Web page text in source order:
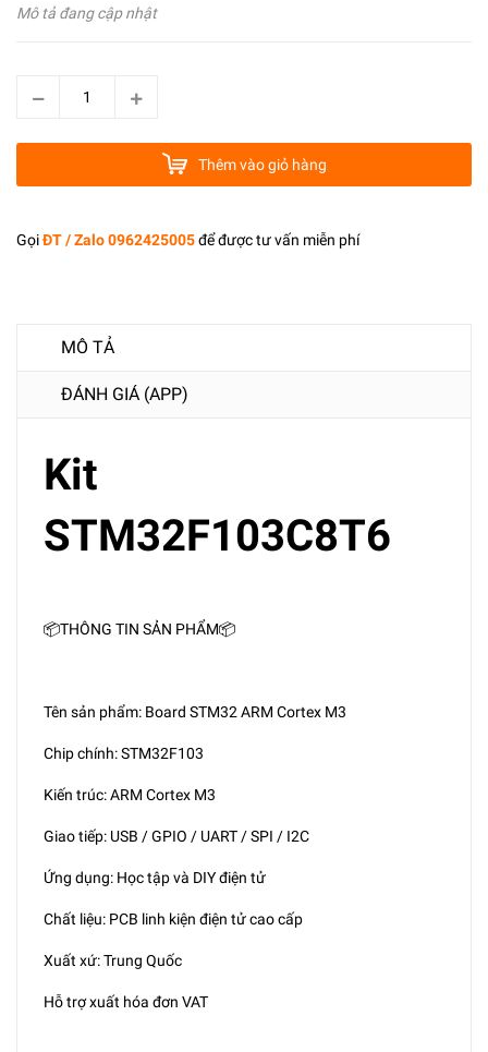
Mô tả đang cập nhật
Thêm vào giỏ hàng
GọiĐT / Zalo 0962425005để được tư vấn miễn phí
MÔ TẢ
ĐÁNH GIÁ (APP)
Kit
STM32F103C8T6
📦THÔNG TIN SẢN PHẨM📦
Tên sản phẩm: Board STM32 ARM Cortex M3
Chip chính: STM32F103
Kiến trúc: ARM Cortex M3
Giao tiếp: USB / GPIO / UART / SPI / I2C
Ứng dụng: Học tập và DIY điện tử
Chất liệu: PCB linh kiện điện tử cao cấp
Xuất xứ: Trung Quốc
Hỗ trợ xuất hóa đơn VAT